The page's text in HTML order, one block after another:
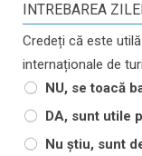
INTREBAREA ZILEI
Credeți că este
internaționale de
NU, se toacă
DA, sunt utile
Nu știu, sunt